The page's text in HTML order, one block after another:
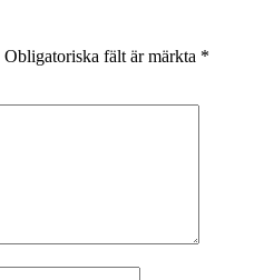
Obligatoriska fält är märkta *